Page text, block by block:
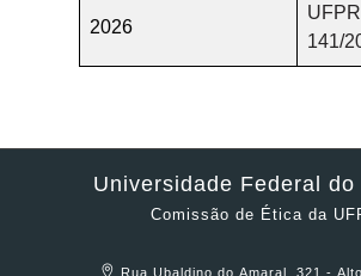
2026
UFPR
141/
Universidade Federal do
Comissão de Ética da
Rua Ubaldino do Amaral, 321 -